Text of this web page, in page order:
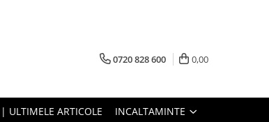
0720 828 600 0,00
ULTIMELE ARTICOLE INCALTAMINTE